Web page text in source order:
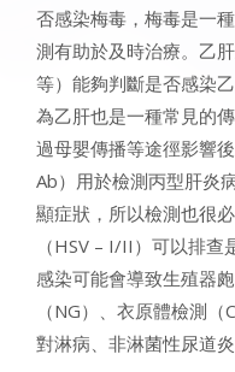
否感染梅毒，梅毒是一
測有助於及時治療。乙
等）能夠判斷是否感染
為乙肝也是一種常見的
過母嬰傳播等途徑影響
Ab）用於檢測丙型肝炎
顯症狀，所以檢測也很
（HSV – I/II）可以排
感染可能會導致生殖器
（NG）、衣原體檢測
對淋病、非淋菌性尿道